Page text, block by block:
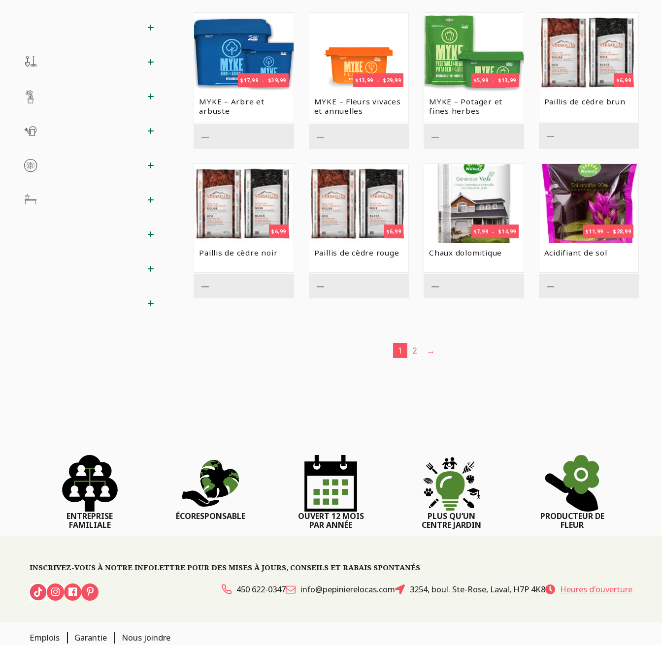
$ 17,99 – $39,99PLAGE
DE
MYKE – Arbre et
arbuste
—
$13,99 – $ 29,99PLAGE
DE
MYKE – Fleurs vivaces
et annuelles
—
$5,99 – $13,99PLAGE
DE
MYKE – Potager et
fines herbes
—
$6,99
Paillis de cèdre brun
—
$ 6,99
Paillis de cèdre noir
—
$6,99
Paillis de cèdre rouge
—
$7,99 – $14,99PLAGE
DE
Chaux dolomitique
—
$11,99 – $ 28,99PLAGE
DE
Acidifiant de sol
—
1 2 →
ENTREPRISE
FAMILIALE
ÉCORESPONSABLE
OUVERT 12 MOIS
PAR ANNÉE
PLUS QU’UN
CENTRE JARDIN
PRODUCTEUR DE
FLEUR
INSCRIVEZ-VOUS À NOTRE INFOLETTRE POUR DES MISES À JOURS, CONSEILS ET RABAIS SPONTANÉS
450 622-0347 info@pepinierelocas.com 3254, boul. Ste-Rose, Laval, H7P 4K8 Heures d'ouverture
Emplois Garantie Nous joindre